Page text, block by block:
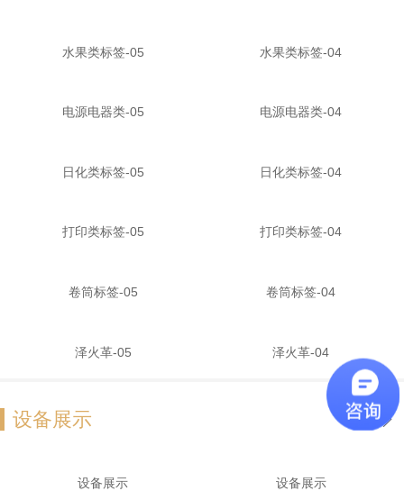
水果类标签-05 水果类标签-04
电源电器类-05 电源电器类-04
日化类标签-05 日化类标签-04
打印类标签-05 打印类标签-04
卷筒标签-05 卷筒标签-04
泽火革-05 泽火革-04
设备展示
设备展示 设备展示